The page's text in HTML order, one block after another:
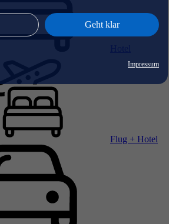
Geht klar
Impressum
Flug + Hotel